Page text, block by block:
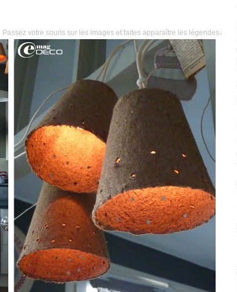
Passez votre souris sur les images et faites apparaître les légendes↓